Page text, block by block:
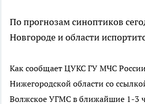
По прогнозам синоптиков
Новгороде и области
Как сообщает ЦУКС ГУ МЧС
Нижегородской области со
Волжское УГМС в ближайшие 1-3